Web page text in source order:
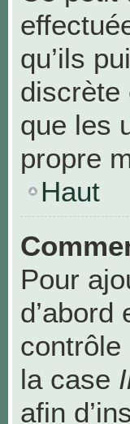
qu’ils
discrète
que les
propre
Haut
Pour
contrôle
la case
afin